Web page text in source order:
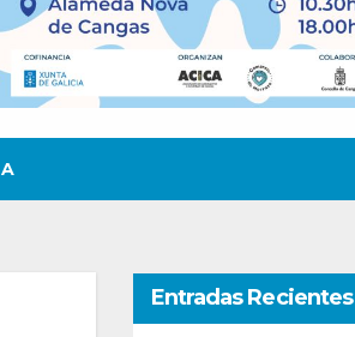
Entradas Recientes